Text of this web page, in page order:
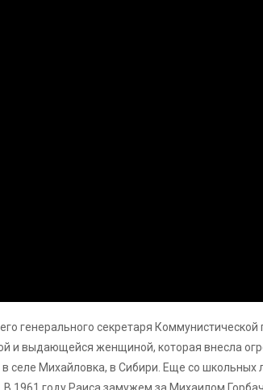
генерального секретаря Коммунистической
и выдающейся женщиной, которая внесла
селе Михайловка, в Сибири. Еще со школьных